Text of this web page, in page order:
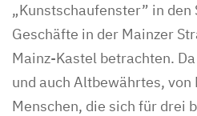
„Kunstschaufenster” in
Geschäfte in der Mainzer
Mainz-Kastel betrachten.
und auch Altbewährtes, von
Menschen, die sich für drei